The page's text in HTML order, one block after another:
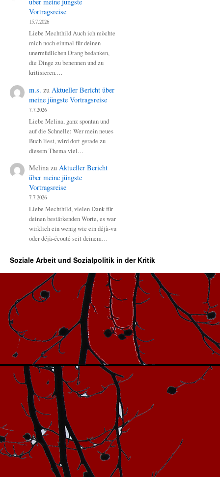
über meine jüngste
Vortragsreise
15.7.2026
Liebe Mechthild Auch ich möchte
mich noch einmal für deinen
unermüdlichen Drang bedanken,
die Dinge zu benennen und zu
kritisieren.…
m.s. zu Aktueller Bericht über
meine jüngste Vortragsreise
7.7.2026
Liebe Melina, ganz spontan und
auf die Schnelle: Wer mein neues
Buch liest, wird dort gerade zu
diesem Thema viel…
Melina zu Aktueller Bericht
über meine jüngste
Vortragsreise
7.7.2026
Liebe Mechthild, vielen Dank für
deinen bestärkenden Worte, es war
wirklich ein wenig wie ein déjà-vu
oder déjà-écouté seit deinem…
Soziale Arbeit und Sozialpolitik in der Kritik